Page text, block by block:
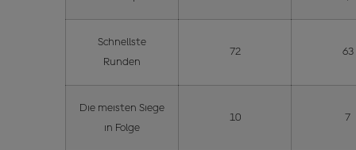
Schnellste
Runden
72 63
Die meisten Siege
in Folge
10 7